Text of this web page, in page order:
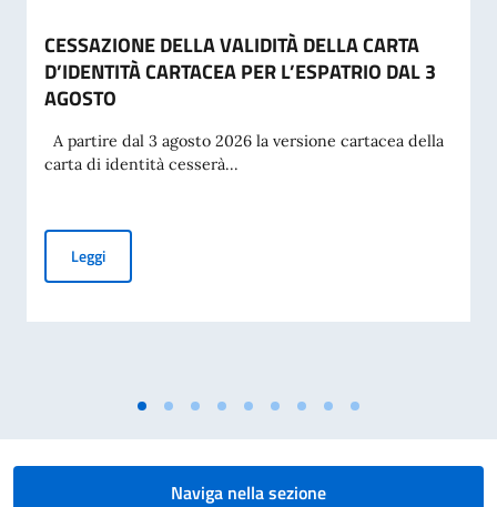
CESSAZIONE DELLA VALIDITÀ DELLA CARTA
D’IDENTITÀ CARTACEA PER L’ESPATRIO DAL 3
AGOSTO
A partire dal 3 agosto 2026 la versione cartacea della
carta di identità cesserà...
LeggiCESSAZIONE DELLA VALIDITÀ DELLA CARTA D’IDENTITÀ
Naviga nella sezione